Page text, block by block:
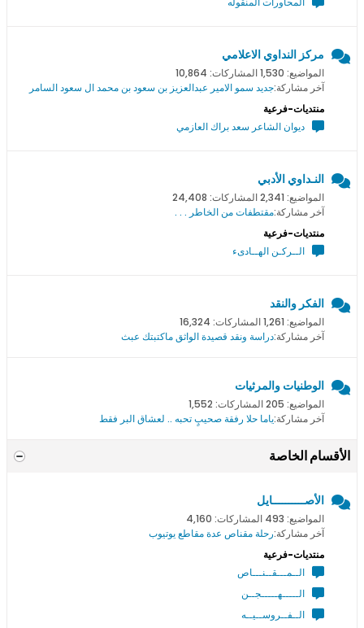
مركز النداوي الاعلامي
المواضيع: 1,530 المشاركات: 10,864
آخر مشاركة:جديد سمو اﻻمير عبدالعزيز بن سعود بن محمد ال سعود السامر
منتديات-فرعية
ديوان الشاعر سعد براك العازمي
النـداوي الأدبي
المواضيع: 2,341 المشاركات: 24,408
آخر مشاركة:مقتطفات من الخاطر . . .
منتديات-فرعية
الــركـن الهــادىء
الفكر والنقد
المواضيع: 1,261 المشاركات: 16,324
آخر مشاركة:دراسة ونقد قصيدة الواثق ماكتبتك عبث
الوطنيات والمرثيات
المواضيع: 205 المشاركات: 1,552
آخر مشاركة:ياما حلا رفقة صحيبٍ تحبه .. لعشاق البر فقط
الأقسام الخاصة
الأصــــــــــايل
المواضيع: 493 المشاركات: 4,160
آخر مشاركة:رحلة مقناص عدة مقاطع يوتيوب
منتديات-فرعية
الــمـــقــنـــاص
الـــــهـــــجــن
الــفــروســيــه